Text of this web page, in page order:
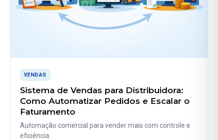
VENDAS
Sistema de Vendas para Distribuidora:
Como Automatizar Pedidos e Escalar o
Faturamento
Automação comercial para vender mais com controle e
eficiência.